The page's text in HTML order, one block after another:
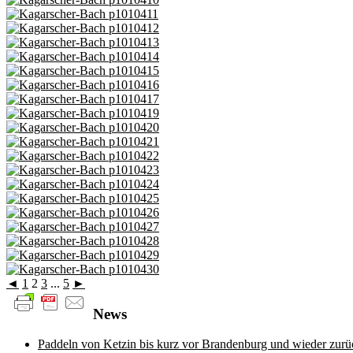
◄ 1 2 3 ... 5 ►
News
Paddeln von Ketzin bis kurz vor Brandenburg und wieder